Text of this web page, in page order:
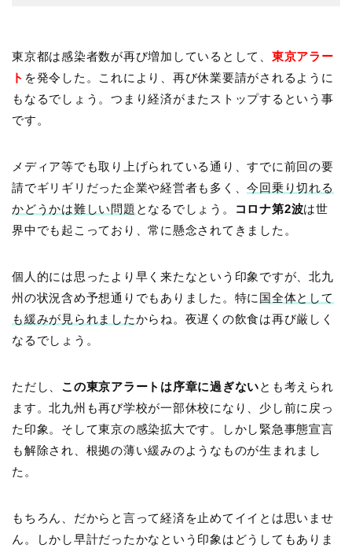
東京都は感染者数が再び増加しているとして、 東京アラー
ト を発令した。これにより、再び休業要請がされるように
もなるでしょう。つまり経済がまたストップするという事
です。
メディア等でも取り上げられている通り、すでに前回の要
請でギリギリだった企業や経営者も多く、今回乗り切れる
かどうかは難しい問題 となるでしょう。 コロナ第2波は世
界中でも起こっており、常に懸念されてきました。
個人的には思ったより早く来たなという印象ですが、北九
州の状況含め予想通りでもありました。特に 国全体として
も緩みが見られましたからね。夜遅くの飲食は再び厳しく
なるでしょう。
ただし、 この東京アラートは序章に過ぎないとも考えられ
ます。北九州も再び学校が一部休校になり、少し前に戻っ
た印象。そして東京の感染拡大です。しかし緊急事態宣言
も解除され、根拠の薄い緩みのようなものが生まれまし
た。
もちろん、だからと言って経済を止めてイイとは思いませ
ん。しかし早計だったかなという印象はどうしてもありま